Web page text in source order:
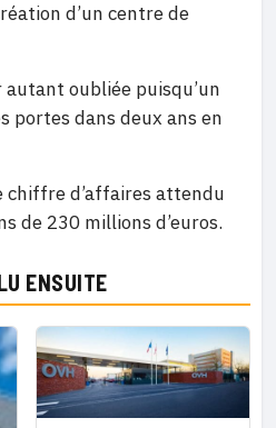
d’un centre de
autant oubliée puisqu’un
portes dans deux ans en
chiffre d’affaires attendu
de 230 millions d’euros.
ENSUITE